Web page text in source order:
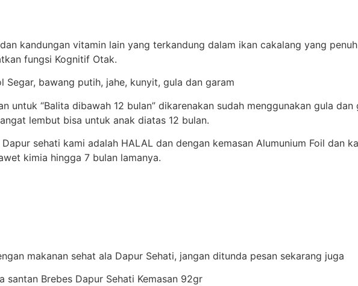
kandungan vitamin lain yang terkandung dalam ikan cakalang yang
fungsi Kognitif Otak.
bawang putih, jahe, kunyit, gula dan garam
untuk “Balita dibawah 12 bulan” dikarenakan sudah menggunakan gula dan
lembut bisa untuk anak diatas 12 bulan.
sehati kami adalah HALAL dan dengan kemasan Alumunium Foil dan
kimia hingga 7 bulan lamanya.
makanan sehat ala Dapur Sehati, jangan ditunda pesan sekarang juga
Brebes Dapur Sehati Kemasan 92gr